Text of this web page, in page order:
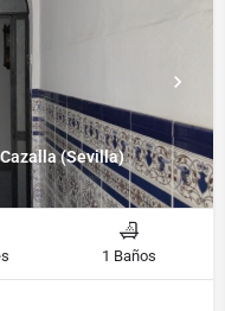
(Sevilla)
1 Baños